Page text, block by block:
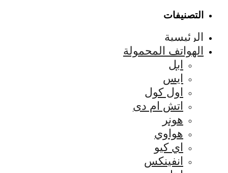
التصنيفات
الرئيسية
الهواتف المحمولة
ابل
ايس
اول كول
اتش ام دى
هونر
هواوي
اي كيو
انفينكس